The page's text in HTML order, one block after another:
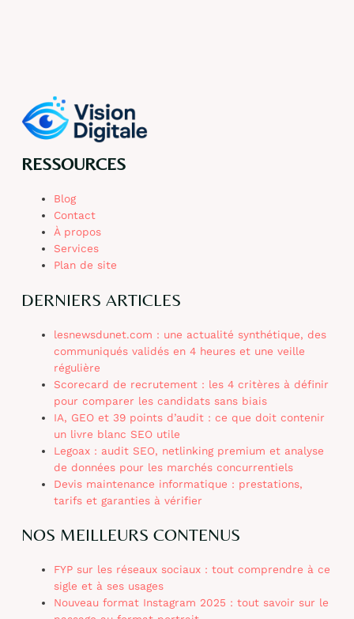
RESSOURCES
Blog
Contact
À propos
Services
Plan de site
DERNIERS ARTICLES
lesnewsdunet.com : une actualité synthétique, des
communiqués validés en 4 heures et une veille
régulière
Scorecard de recrutement : les 4 critères à définir
pour comparer les candidats sans biais
IA, GEO et 39 points d’audit : ce que doit contenir
un livre blanc SEO utile
Legoax : audit SEO, netlinking premium et analyse
de données pour les marchés concurrentiels
Devis maintenance informatique : prestations,
tarifs et garanties à vérifier
NOS MEILLEURS CONTENUS
FYP sur les réseaux sociaux : tout comprendre à ce
sigle et à ses usages
Nouveau format Instagram 2025 : tout savoir sur le